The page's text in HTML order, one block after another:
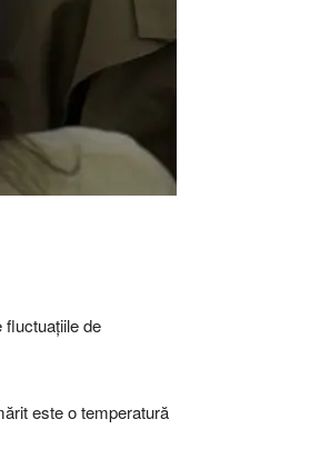
fluctuațiile de
este o temperatură